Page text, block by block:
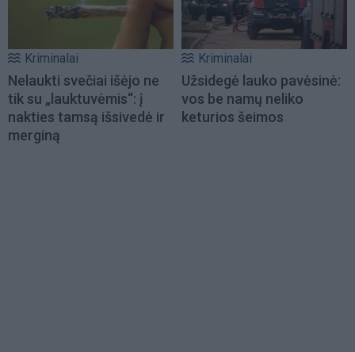
Kriminalai
Nelaukti svečiai išėjo ne
tik su „lauktuvėmis“: į
nakties tamsą išsivedė ir
merginą
Kriminalai
Užsidegė lauko pavėsinė:
vos be namų neliko
keturios šeimos